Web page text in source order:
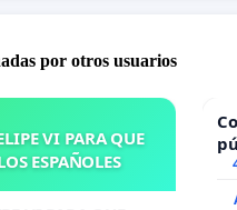
por otros usuarios
VI PARA QUE
ESPAÑOLES